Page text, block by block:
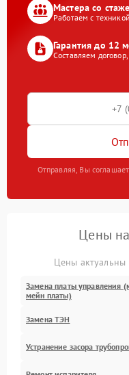
Мастера со
Работаем с
Гарантия до 12
Составляем
Отправляя, Вы
Цены
Цены актуальны
Замена платы управления
мейн платы)
Замена ТЭН
Устранение засора